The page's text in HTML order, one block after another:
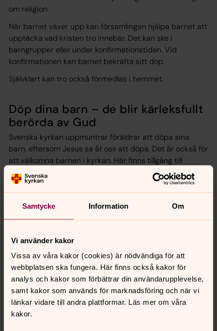
Samtycke Information Om
Vi använder kakor
Vissa av våra kakor (cookies) är nödvändiga för att
webbplatsen ska fungera. Här finns också kakor för
analys och kakor som förbättrar din användarupplevelse,
samt kakor som används för marknadsföring och när vi
länkar vidare till andra plattformar. Läs mer om våra
kakor.
om religion.
När barnet växer upp kan församlingen hjälpa barnet att
upptäcka vad kristen tro innebär. Det kan ske i
barngrupper eller under konfirmationstiden. Vid
konfirmationen kan barnet bekräfta sitt dop.
Självklart kan tro också förmedlas i hemmet.
Döp dina barn – de blir kärleksfullt
berörda av Gud
Svenska kyrkan uppmuntrar föräldrar att döpa sina
barn, eftersom Jesus sa åt oss att döpa. Det är också för
att välkomna barnen i kyrkan. Här finns tillgång till
bönens språk, gemenskap med andra kristna och
kännedom om Bibelns berättelser och människor.
Tillgången till det kristna kulturarvet öppnar valv efter
valv mot den existentiella rymden. I dopet blir barnen
omsorg som når bortom familj och vänner.
Barndop
Dopet är en vacker tradition som kan samla familj, släkt
och vänner. Men det är också en högtidsstund. Alla som
är samlade får lyssna till Guds löfte om kärlek och
omsorg om barnet.